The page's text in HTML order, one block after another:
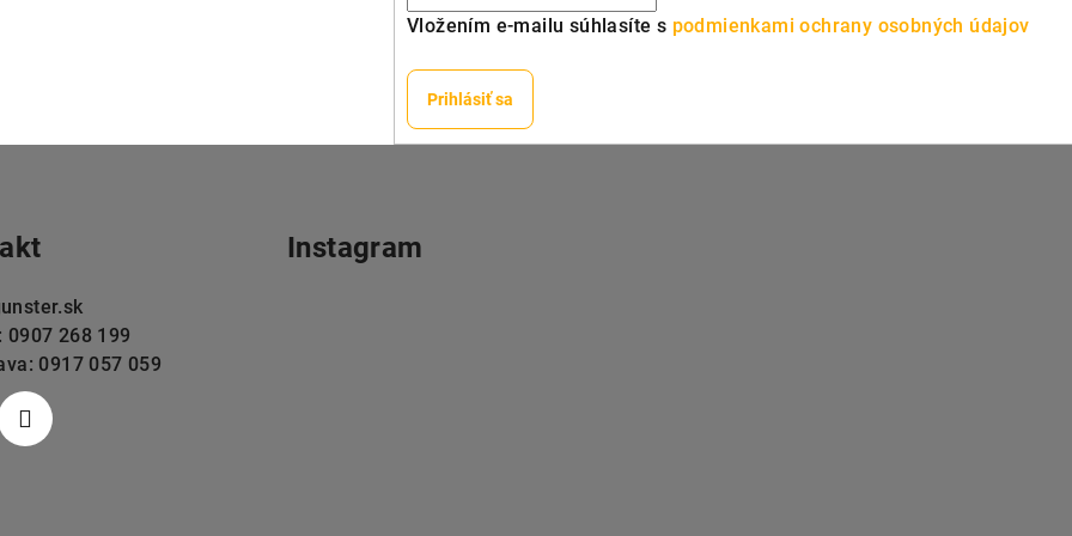
Vložením e-mailu súhlasíte s podmienkami ochrany osobných údajov
Prihlásiť sa
0907 268 199
0917 057 059
Instagram